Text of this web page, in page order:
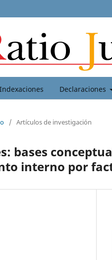
Indexaciones Declaraciones
/ Artículos de investigación
bases
interno por